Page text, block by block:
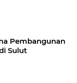
Pembangunan
Sulut